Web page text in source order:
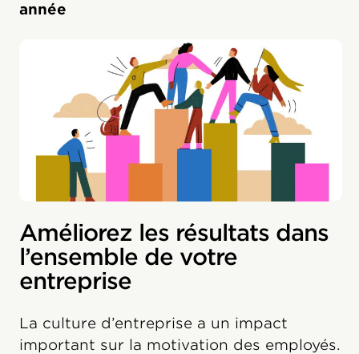
année
Améliorez les résultats dans
l’ensemble de votre
entreprise
La culture d’entreprise a un impact
important sur la motivation des employés.